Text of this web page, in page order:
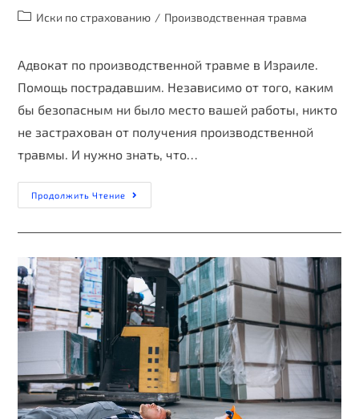
Иски по страхованию / Производственная травма
Адвокат по производственной травме в Израиле.
Помощь пострадавшим. Независимо от того, каким
бы безопасным ни было место вашей работы, никто
не застрахован от получения производственной
травмы. И нужно знать, что…
Продолжить Чтение